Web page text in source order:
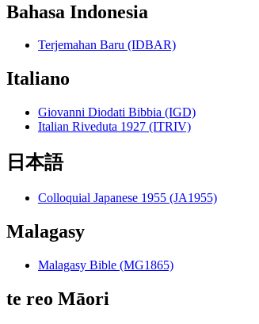
Bahasa Indonesia
Terjemahan Baru (IDBAR)
Italiano
Giovanni Diodati Bibbia (IGD)
Italian Riveduta 1927 (ITRIV)
日本語
Colloquial Japanese 1955 (JA1955)
Malagasy
Malagasy Bible (MG1865)
te reo Māori